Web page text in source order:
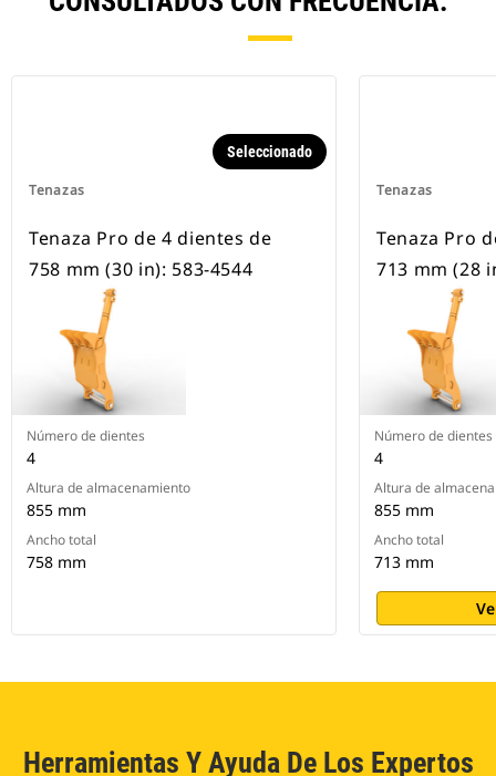
Tenazas
Seleccionado
Tenaza Pro de 4 dientes de
758 mm (30 in): 583-4544
Número de dientes
4
Altura de almacenamiento
855 mm
Ancho total
758 mm
Tenazas
Tenaza Pro
713 mm (28
Número de dientes
4
Altura de
855 mm
Ancho total
713 mm
Herramientas Y Ayuda De Los Expertos